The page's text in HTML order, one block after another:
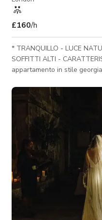
£160/h
* TRANQUILLO - LUCE
SOFFITTI ALTI -
appartamento in stile
nel 1720, situato nel centro
Wilmington Square (zona
tranquillo e pacifico per una
non ha strade immediate